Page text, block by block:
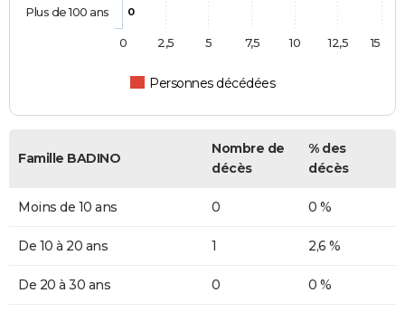
0
Personnes décédées
Plus de 100 ans
0 2,5 5 7,5 10 12,5 15
Famille BADINO
Nombre de
décès
% des
décès
Moins de 10 ans 0 0 %
De 10 à 20 ans 1 2,6 %
De 20 à 30 ans 0 0 %